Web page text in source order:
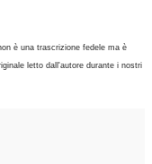
è una trascrizione fedele ma è
letto dall'autore durante i nostri